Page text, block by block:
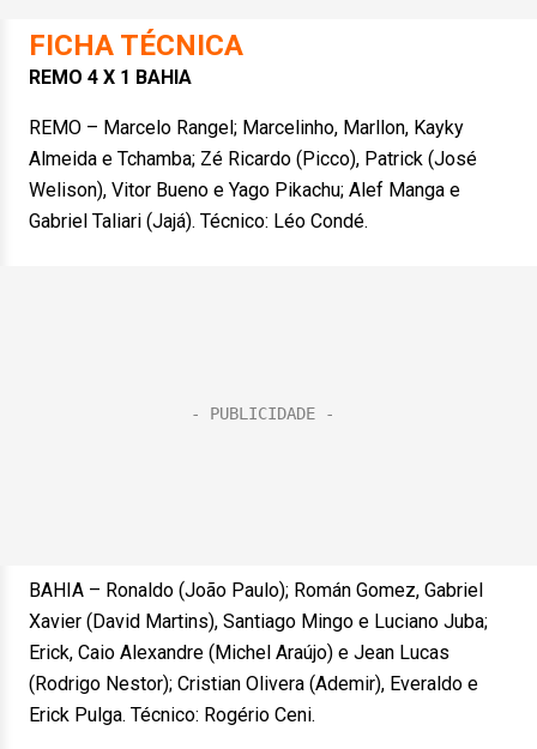
FICHA TÉCNICA
REMO 4 X 1 BAHIA
REMO – Marcelo Rangel; Marcelinho, Marllon, Kayky
Almeida e Tchamba; Zé Ricardo (Picco), Patrick (José
Welison), Vitor Bueno e Yago Pikachu; Alef Manga e
Gabriel Taliari (Jajá). Técnico: Léo Condé.
BAHIA – Ronaldo (João Paulo); Román Gomez, Gabriel
Xavier (David Martins), Santiago Mingo e Luciano Juba;
Erick, Caio Alexandre (Michel Araújo) e Jean Lucas
(Rodrigo Nestor); Cristian Olivera (Ademir), Everaldo e
Erick Pulga. Técnico: Rogério Ceni.